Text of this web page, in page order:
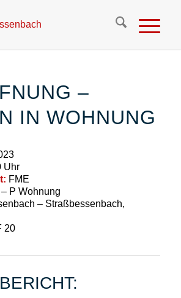
–
IN WOHNUNG
Uhr
FME
P Wohnung
– Straßbessenbach,
20